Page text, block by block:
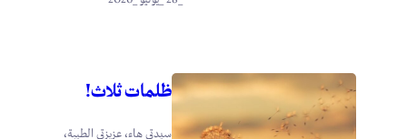
ظلمات ثلاث!
سيدتي هاء، عزيزتي الطيبة،